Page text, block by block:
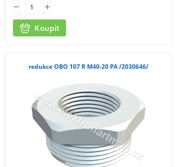
Koupit
redukce OBO 107 R M40-20 PA /2030646/